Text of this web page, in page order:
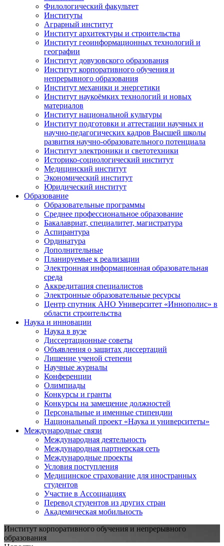
Филологический факультет
Институты
Аграрный институт
Институт архитектуры и строительства
Институт геоинформационных технологий и
географии
Институт довузовского образования
Институт корпоративного обучения и
непрерывного образования
Институт механики и энергетики
Институт наукоёмких технологий и новых
материалов
Институт национальной культуры
Институт подготовки и аттестации научных и
научно-педагогических кадров Высшей школы
развития научно-образовательного потенциала
Институт электроники и светотехники
Историко-социологический институт
Медицинский институт
Экономический институт
Юридический институт
Образование
Образовательные программы
Среднее профессиональное образование
Бакалавриат, специалитет, магистратура
Аспирантура
Ординатура
Дополнительные
Планируемые к реализации
Электронная информационная образовательная
среда
Аккредитация специалистов
Электронные образовательные ресурсы
Центр спутник АНО Университет «Иннополис» в
области строительства
Наука и инновации
Наука в вузе
Диссертационные советы
Объявления о защитах диссертаций
Лишение ученой степени
Научные журналы
Конференции
Олимпиады
Конкурсы и гранты
Конкурсы на замещение должностей
Персональные и именные стипендии
Национальный проект «Наука и университеты»
Международные связи
Международная деятельность
Международная партнерская сеть
Международные проекты
Условия поступления
Медицинское страхование для иностранных
студентов
Участие в Ассоциациях
Перевод студентов из других стран
Академическая мобильность
Институт корпоративного обучения и непрерывного
образования